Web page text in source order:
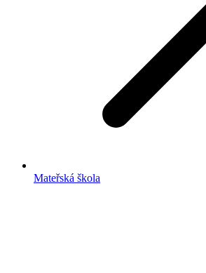
Mateřská škola